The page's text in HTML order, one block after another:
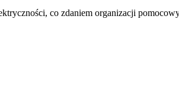
co zdaniem organizacji